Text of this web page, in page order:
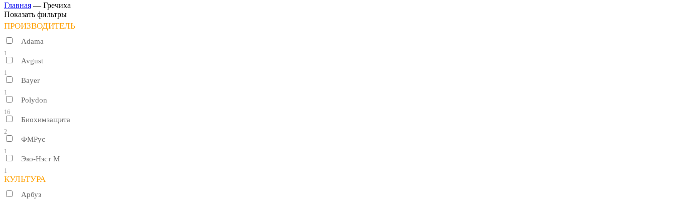
Главная — Гречиха
Показать фильтры
ПРОИЗВОДИТЕЛЬ
Adama
1
Avgust
1
Bayer
1
Polydon
16
Биохимзащита
2
ФМРус
1
Эко-Нэст М
1
КУЛЬТУРА
Арбуз